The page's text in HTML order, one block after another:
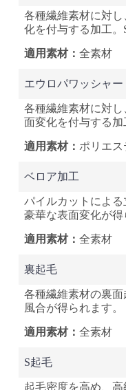
各種繊維素材に対
化を付与する加工。
全素材
エウロパワッシャー
各種繊維素材に対
面変化を付与する加
ポリエ
ベロア加工
パイルカットによ
豪華な表面変化が得
全素材
裏起毛
各種繊維素材の裏
風合が得られます。
全素材
S起毛
起毛密度を高め、